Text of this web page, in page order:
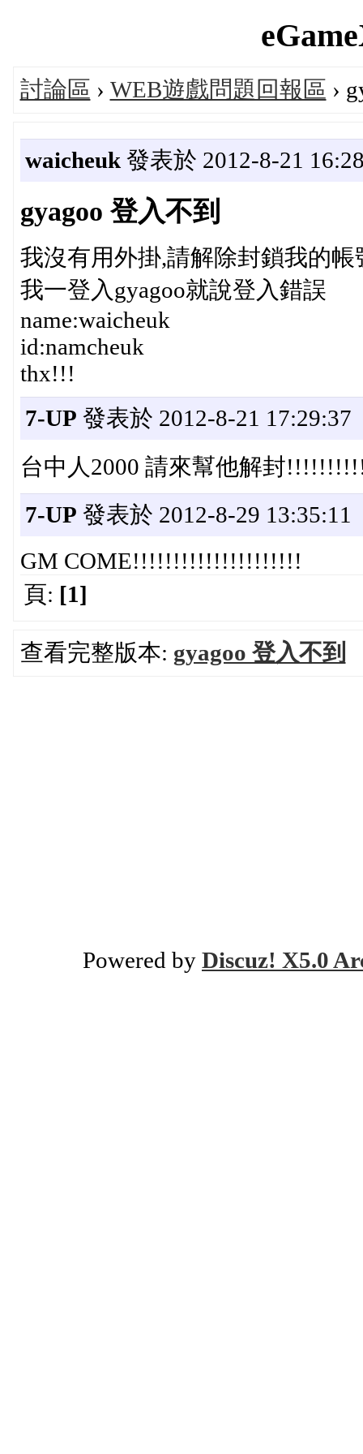
討論區 › WEB遊戲問題回報區 ›
waicheuk發表於 2012-8-21
gyagoo 登入不到
我沒有用外掛,請解除封鎖我的帳
我一登入gyagoo就說登入錯誤
name:waicheuk
id:namcheuk
thx!!!
7-UP 發表於 2012-8-21 17:29:37
台中人2000 請來幫他解封
7-UP 發表於 2012-8-29 13:35:11
GM COME!!!!!!!!!!!!!!!!!!!!!
頁: [1]
查看完整版本: gyagoo 登入不到
Powered by Discuz! X5.0